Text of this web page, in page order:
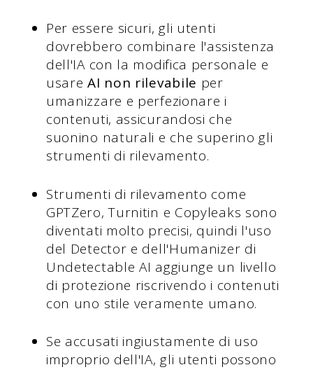
Per essere sicuri, gli utenti
dovrebbero combinare l'assistenza
dell'IA con la modifica personale e
usareAI non rilevabile per
umanizzare e perfezionare i
contenuti, assicurandosi che
suonino naturali e che superino gli
strumenti di rilevamento.
Strumenti di rilevamento come
GPTZero, Turnitin e Copyleaks sono
diventati molto precisi, quindi l'uso
del Detector e dell'Humanizer di
Undetectable AI aggiunge un livello
di protezione riscrivendo i contenuti
con uno stile veramente umano.
Se accusati ingiustamente di uso
improprio dell'IA, gli utenti possono